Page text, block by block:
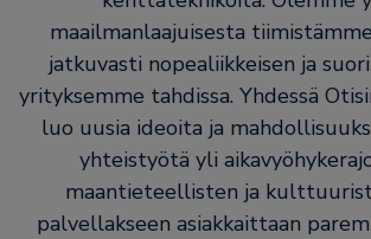
maailmanlaajuisesta
jatkuvasti nopealiikkeisen ja
yrityksemme tahdissa. Yhdessä
luo uusia ideoita ja
yhteistyötä yli
maantieteellisten ja
palvellakseen asiakkaittaan